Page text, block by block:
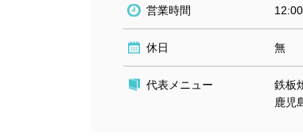
営業時間
休日 無
代表メニュー
鉄板
鹿児